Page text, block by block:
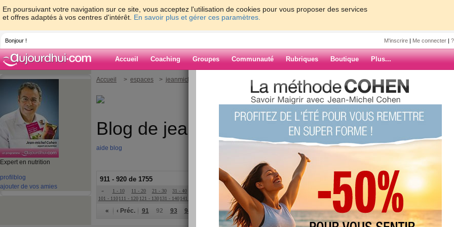
En poursuivant votre navigation sur ce site, vous acceptez l'utilisation de cookies pour vous proposer des services
et offres adaptés à vos centres d'intérêt. En savoir plus et gérer ces paramètres.
Bonjour ! M'inscrire | Me connecter |
Accueil Coaching Groupes Communauté Rubriques Boutique Plus...
Expert en nutrition
profil blog
ajouter de vos amies
Accueil > espaces > jeanmichelcohen
Blog de jeanmichelcohen
aide blog
911 - 920 de 1755
« 1 - 10 11 - 20 21 - 30 31 - 40 51 - 60 61 - 70 71 - 80 81 - 90
91 - 100
101 - 110111 - 120 121 - 130 131 - 140141 - 150 161 - 170 171 - 176 »
« ‹ Préc. 91 92 93 94 96 97 98 99 100 Suiv. › » ARCHIVES